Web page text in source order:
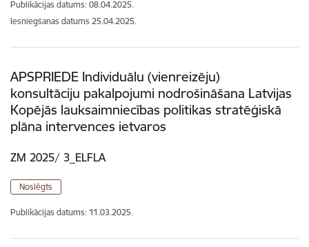
Publikācijas datums: 08.04.2025.
Iesniegšanas datums 25.04.2025.
APSPRIEDE Individuālu (vienreizēju)
konsultāciju pakalpojumi nodrošināšana Latvijas
Kopējās lauksaimniecības politikas stratēģiskā
plāna intervences ietvaros
ZM 2025/ 3_ELFLA
Noslēgts
Publikācijas datums: 11.03.2025.